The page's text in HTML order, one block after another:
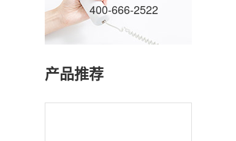
400-666-2522
产品推荐